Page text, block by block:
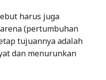
harus juga
(pertumbuhan
tujuannya adalah
dan menurunkan